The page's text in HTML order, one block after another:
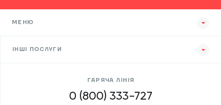
МЕНЮ
ІНШІ ПОСЛУГИ
ГАРЯЧА ЛІНІЯ
0 (800) 333-727